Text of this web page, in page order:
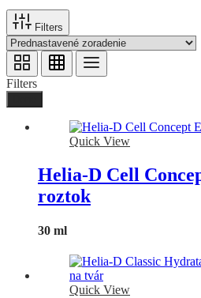
Filters
Filters
Quick View
Helia-D Cell
roztok
30 ml
Quick View